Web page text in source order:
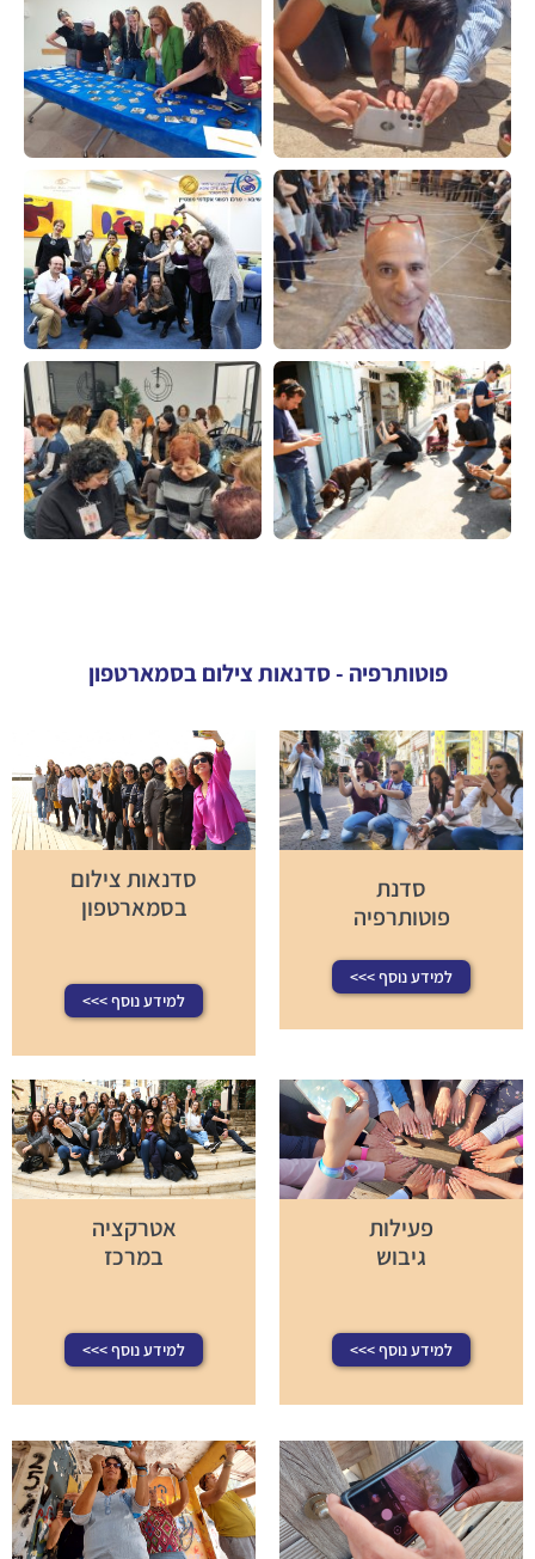
פוטותרפיה - סדנאות צילום בסמארטפון
סדנת
פוטותרפיה
למידע נוסף >>>
סדנאות צילום
בסמארטפון
למידע נוסף >>>
פעילות
גיבוש
למידע נוסף >>>
אטרקציה
במרכז
למידע נוסף >>>